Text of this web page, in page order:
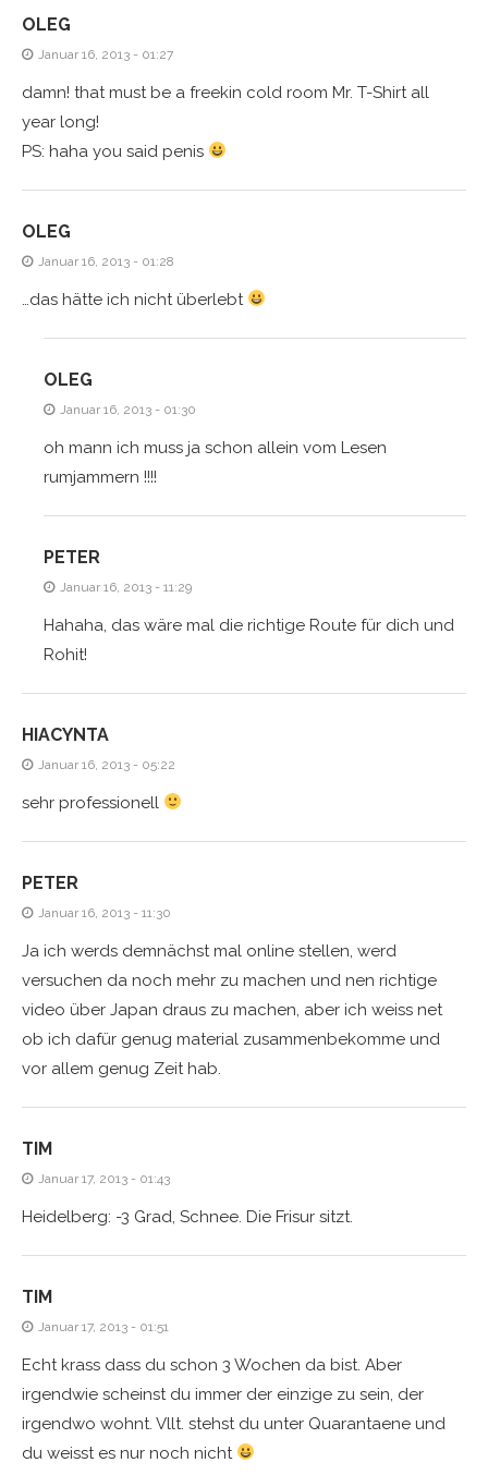
OLEG
Januar 16, 2013 - 01:27
damn! that must be a freekin cold room Mr. T-Shirt all
year long!
PS: haha you said penis
OLEG
Januar 16, 2013 - 01:28
…das hätte ich nicht überlebt
OLEG
Januar 16, 2013 - 01:30
oh mann ich muss ja schon allein vom Lesen
rumjammern !!!!
PETER
Januar 16, 2013 - 11:29
Hahaha, das wäre mal die richtige Route für dich und
Rohit!
HIACYNTA
Januar 16, 2013 - 05:22
sehr professionell
PETER
Januar 16, 2013 - 11:30
Ja ich werds demnächst mal online stellen, werd
versuchen da noch mehr zu machen und nen richtige
video über Japan draus zu machen, aber ich weiss net
ob ich dafür genug material zusammenbekomme und
vor allem genug Zeit hab.
TIM
Januar 17, 2013 - 01:43
Heidelberg: -3 Grad, Schnee. Die Frisur sitzt.
TIM
Januar 17, 2013 - 01:51
Echt krass dass du schon 3 Wochen da bist. Aber
irgendwie scheinst du immer der einzige zu sein, der
irgendwo wohnt. Vllt. stehst du unter Quarantaene und
du weisst es nur noch nicht